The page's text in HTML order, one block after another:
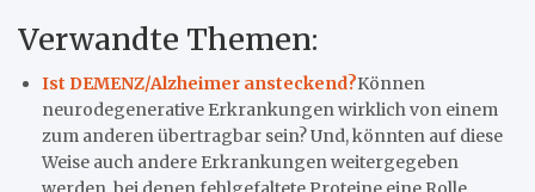
Verwandte Themen:
Ist DEMENZ/Alzheimer ansteckend?Können
neurodegenerative Erkrankungen wirklich von einem
zum anderen übertragbar sein? Und, könnten auf diese
Weise auch andere Erkrankungen weitergegeben